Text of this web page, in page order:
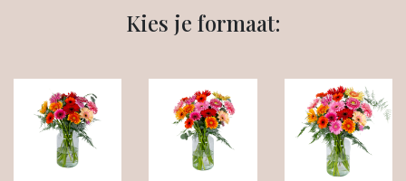
Kies je formaat: